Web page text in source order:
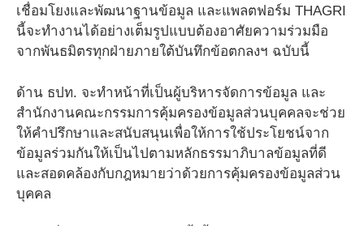
เชื่อมโยงและพัฒนาฐานข้อมูล และแพลตฟอร์ม THAGRI
นี้จะทำงานได้อย่างเต็มรูปแบบต้องอาศัยความร่วมมือ
จากพันธมิตรทุกฝ่ายภายใต้บันทึกข้อตกลงฯ ฉบับนี้
ด้าน ธปท. จะทำหน้าที่เป็นผู้บริหารจัดการข้อมูล และ
สำนักงานคณะกรรมการคุ้มครองข้อมูลส่วนบุคคลจะช่วย
ให้คำปรึกษาและสนับสนุนเพื่อให้การใช้ประโยชน์จาก
ข้อมูลร่วมกันให้เป็นไปตามหลักธรรมาภิบาลข้อมูลที่ดี
และสอดคล้องกับกฎหมายว่าด้วยการคุ้มครองข้อมูลส่วน
บุคคล